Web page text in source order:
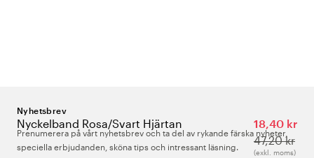
Nyckelband Rosa/Svart Hjärtan
18,40 kr
47,20 kr
(exkl. moms)
Nyhetsbrev
Prenumerera på vårt nyhetsbrev och ta del av rykande färska nyheter,
speciella erbjudanden, sköna tips och intressant läsning.